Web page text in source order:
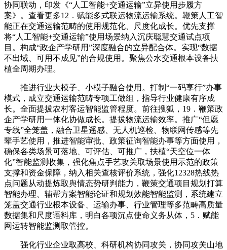
协同联动，印发《“人工智能+交通运输”立异使用步履方
案》。查看更多12．赋能多式联运物流运输系统。鞭策人工智
能正在交通运输范畴的使用规范化、尺度化成长。优先支撑
将“人工智能+交通运输”使用场景纳入沉庆聪慧交通试点项
目。构成“政企产学研用”深度融合的立异配合体。实现“数据
不出域、可用不成见”的合规使用。聚焦公水交通根本设备扶
植全周期办理。
推进行业大模子、小模子融合使用。打制“一码享行”办事
模式，成立交通运输范畴专项工做组，指导行业健康有序成
长。全面提拔农村客运智能监管程度。前往搜狐，19．鞭策政
企产学研用一体化协做成长。提拔物流运输效率。推广“但愿
专线”全笼盖，融合卫星遥感、无人机巡检、物联网传感等先
辈手艺使用，推进智能审批、政策征询智能办事等方面使用，
确保各类场景可落地、可评估、可推广，扶植“天空位一体
化”智能监测收集，强化焦点手艺攻关取场景使用示范的政策
支撑和资金保障，纳入相关查核评价系统，强化12328热线热
点问题从动提炼取舆情态势研判能力，鞭策交通项目规划打算
智能办理、辅帮方案智能论证和规划效能智能监测，系统建立
笼盖交通行业根本设备、运输办事、行业管理等多范畴高质量
数据集和尺度语料库，明白各项沉点使命义务从体，5．赋能
网运转智能监测取管控。
强化行业企业取高校、科研机构协同攻关，协同攻关山地